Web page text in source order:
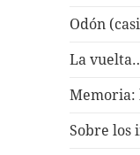
Odón
La
Memoria:
Sobre los